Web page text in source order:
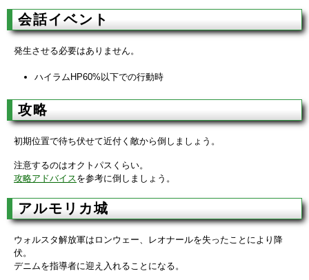
会話イベント
発生させる必要はありません。
ハイラムHP60%以下での行動時
攻略
初期位置で待ち伏せて近付く敵から倒しましょう。
注意するのはオクトパスくらい。
攻略アドバイス を参考に倒しましょう。
アルモリカ城
ウォルスタ解放軍はロンウェー、レオナールを失ったことにより降
伏。
デニムを指導者に迎え入れることになる。